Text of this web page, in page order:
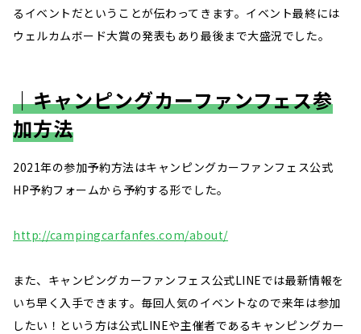
るイベントだということが伝わってきます。イベント最終には
ウェルカムボード大賞の発表もあり最後まで大盛況でした。
｜キャンピングカーファンフェス参
加方法
2021年の参加予約方法はキャンピングカーファンフェス公式
HP予約フォームから予約する形でした。
http://campingcarfanfes.com/about/
また、キャンピングカーファンフェス公式LINEでは最新情報を
いち早く入手できます。毎回人気のイベントなので来年は参加
したい！という方は公式LINEや主催者であるキャンピングカー